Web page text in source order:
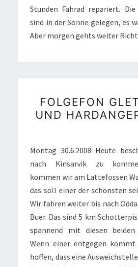
Stunden Fahrad repariert.
sind in der Sonne gelegen, es
Aber morgen gehts weiter
UND
FOLGEFON
UND
Montag 30.6.2008 Heute
nach Kinsarvik zu
kommen wir am Lattefossen
das soll einer der schönsten
Wir fahren weiter bis nach
Buer. Das sind 5 km
spannend mit diesen
Wenn einer entgegen
hoffen, dass eine